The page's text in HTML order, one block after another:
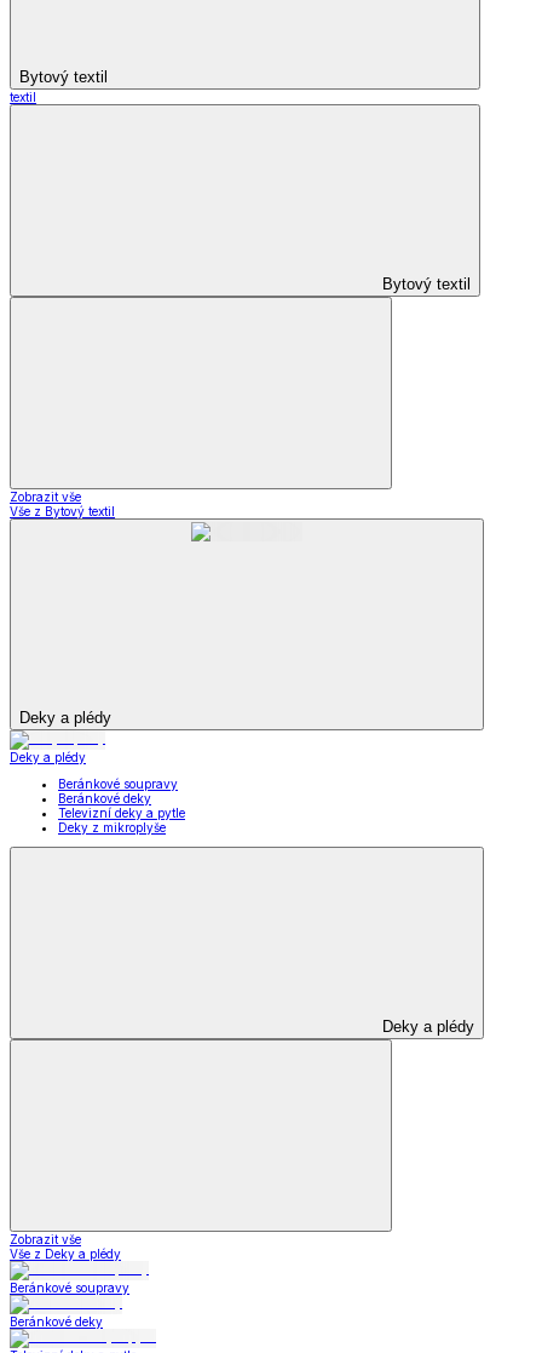
Bytový textil
textil
Bytový textil
Zobrazit vše
Vše z Bytový textil
Deky a plédy
Deky a plédy
Beránkové soupravy
Beránkové deky
Televizní deky a pytle
Deky z mikroplyše
Deky a plédy
Zobrazit vše
Vše z Deky a plédy
Beránkové soupravy
Beránkové deky